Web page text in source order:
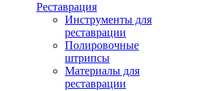
Реставрация
Инструменты для
реставрации
Полировочные
штрипсы
Материалы для
реставрации